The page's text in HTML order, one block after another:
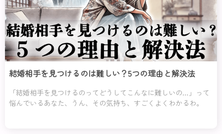
結婚相手を見つけるのは難しい？5つの理由と解決法
「結婚相手を見つけるのってどうしてこんなに難しいの…」って
悩んでいるあなた、うん、その気持ち、すごくよくわかるわ。